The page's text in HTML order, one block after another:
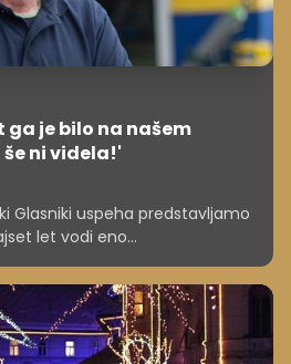
je bilo na našem
ni videla!'
Glasniki uspeha predstavljamo
let vodi eno
delavnic v Sloveniji.
ugotovili, kako preproste so